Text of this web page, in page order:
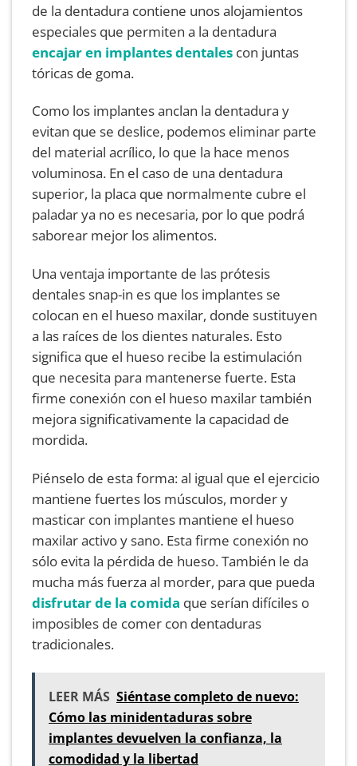
de la dentadura contiene unos alojamientos
especiales que permiten a la dentadura
encajar en implantes dentales con juntas
tóricas de goma.
Como los implantes anclan la dentadura y
evitan que se deslice, podemos eliminar parte
del material acrílico, lo que la hace menos
voluminosa. En el caso de una dentadura
superior, la placa que normalmente cubre el
paladar ya no es necesaria, por lo que podrá
saborear mejor los alimentos.
Una ventaja importante de las prótesis
dentales snap-in es que los implantes se
colocan en el hueso maxilar, donde sustituyen
a las raíces de los dientes naturales. Esto
significa que el hueso recibe la estimulación
que necesita para mantenerse fuerte. Esta
firme conexión con el hueso maxilar también
mejora significativamente la capacidad de
mordida.
Piénselo de esta forma: al igual que el ejercicio
mantiene fuertes los músculos, morder y
masticar con implantes mantiene el hueso
maxilar activo y sano. Esta firme conexión no
sólo evita la pérdida de hueso. También le da
mucha más fuerza al morder, para que pueda
disfrutar de la comida que serían difíciles o
imposibles de comer con dentaduras
tradicionales.
LEER MÁS Siéntase completo de nuevo:
Cómo las minidentaduras sobre
implantes devuelven la confianza, la
comodidad y la libertad